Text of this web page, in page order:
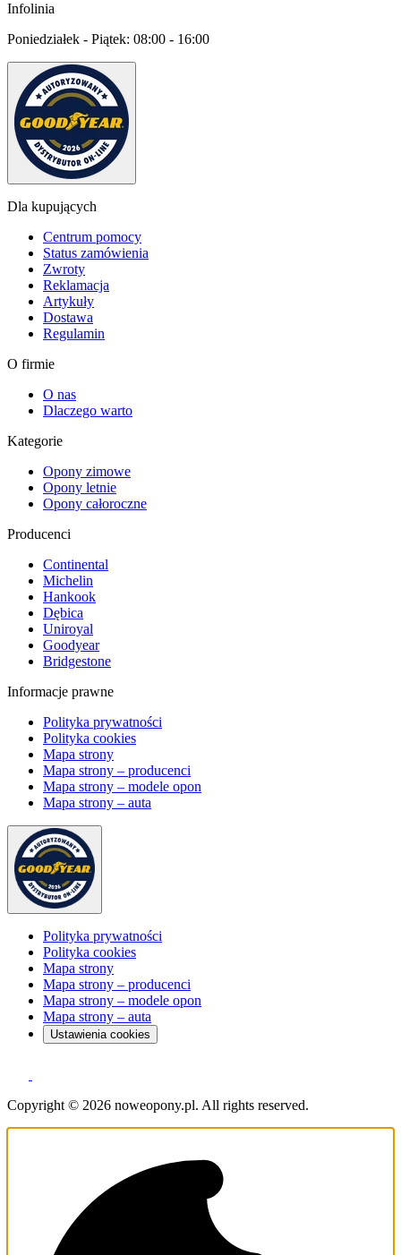
Infolinia
Poniedziałek - Piątek: 08:00 - 16:00
Dla kupujących
Centrum pomocy
Status zamówienia
Zwroty
Reklamacja
Artykuły
Dostawa
Regulamin
O firmie
O nas
Dlaczego warto
Kategorie
Opony zimowe
Opony letnie
Opony całoroczne
Producenci
Continental
Michelin
Hankook
Dębica
Uniroyal
Goodyear
Bridgestone
Informacje prawne
Polityka prywatności
Polityka cookies
Mapa strony
Mapa strony – producenci
Mapa strony – modele opon
Mapa strony – auta
Polityka prywatności
Polityka cookies
Mapa strony
Mapa strony – producenci
Mapa strony – modele opon
Mapa strony – auta
Ustawienia cookies
Copyright © 2026 noweopony.pl. All rights reserved.